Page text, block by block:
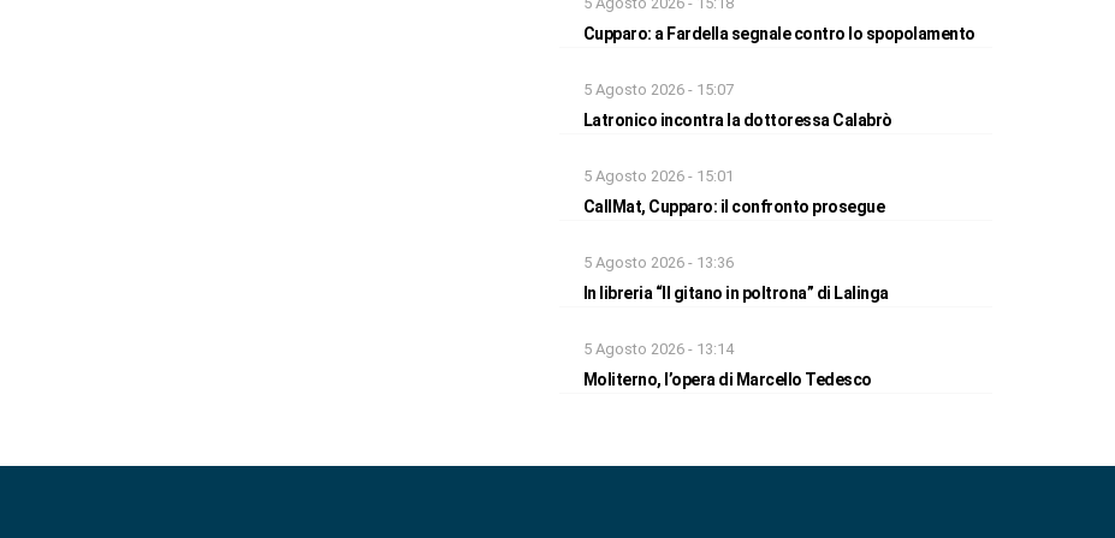
Cupparo: a Fardella segnale contro lo spopolamento
5 Agosto 2026 - 15:07
Latronico incontra la dottoressa Calabrò
5 Agosto 2026 - 15:01
CallMat, Cupparo: il confronto prosegue
5 Agosto 2026 - 13:36
In libreria “Il gitano in poltrona” di Lalinga
5 Agosto 2026 - 13:14
Moliterno, l’opera di Marcello Tedesco